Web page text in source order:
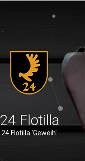
24 Flotilla
24 Flotilla 'Geweih'